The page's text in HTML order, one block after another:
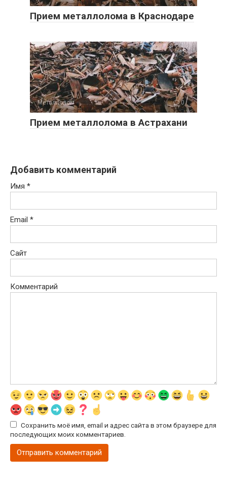
Прием металлолома в Краснодаре
Металлолом 0
Прием металлолома в Астрахани
Добавить комментарий
Имя *
Email *
Сайт
Комментарий
Сохранить моё имя, email и адрес сайта в этом браузере для
последующих моих комментариев.